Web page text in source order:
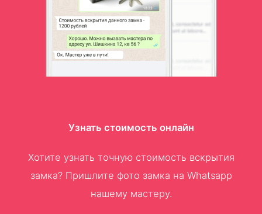
Узнать стоимость онлайн
Хотите узнать точную стоимость вскрытия
замка? Пришлите фото замка на Whatsapp
нашему мастеру.